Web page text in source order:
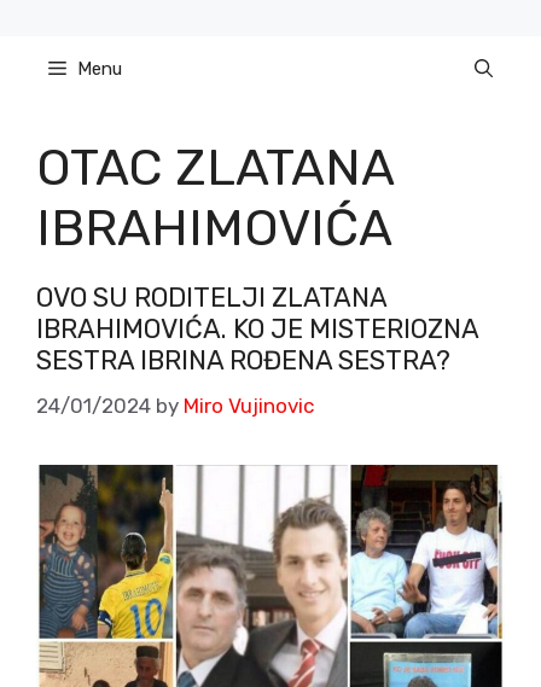
content Menu
OTAC ZLATANA
IBRAHIMOVIĆA
OVO SU RODITELJI ZLATANA
IBRAHIMOVIĆA. KO JE MISTERIOZNA
SESTRA IBRINA ROĐENA SESTRA?
24/01/2024 by Miro Vujinovic